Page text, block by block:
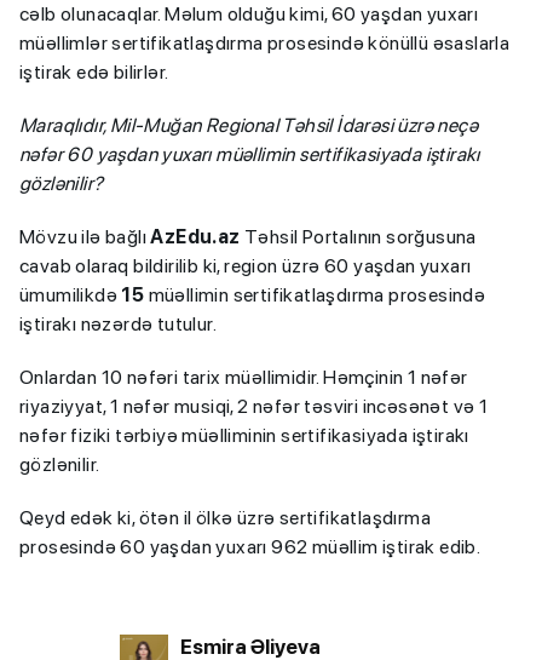
cəlb olunacaqlar. Məlum olduğu kimi, 60 yaşdan yuxarı
müəllimlər sertifikatlaşdırma prosesində könüllü əsaslarla
iştirak edə bilirlər.
Maraqlıdır, Mil-Muğan Regional Təhsil İdarəsi üzrə neçə
nəfər 60 yaşdan yuxarı müəllimin sertifikasiyada iştirakı
gözlənilir?
Mövzu ilə bağlıAzEdu.az Təhsil Portalının sorğusuna
cavab olaraq bildirilib ki, region üzrə 60 yaşdan yuxarı
ümumilikdə 15 müəllimin sertifikatlaşdırma prosesində
iştirakı nəzərdə tutulur.
Onlardan 10 nəfəri tarix müəllimidir. Həmçinin 1 nəfər
riyaziyyat, 1 nəfər musiqi, 2 nəfər təsviri incəsənət və 1
nəfər fiziki tərbiyə müəlliminin sertifikasiyada iştirakı
gözlənilir.
Qeyd edək ki, ötən il ölkə üzrə sertifikatlaşdırma
prosesində 60 yaşdan yuxarı 962 müəllim iştirak edib.
Esmira Əliyeva